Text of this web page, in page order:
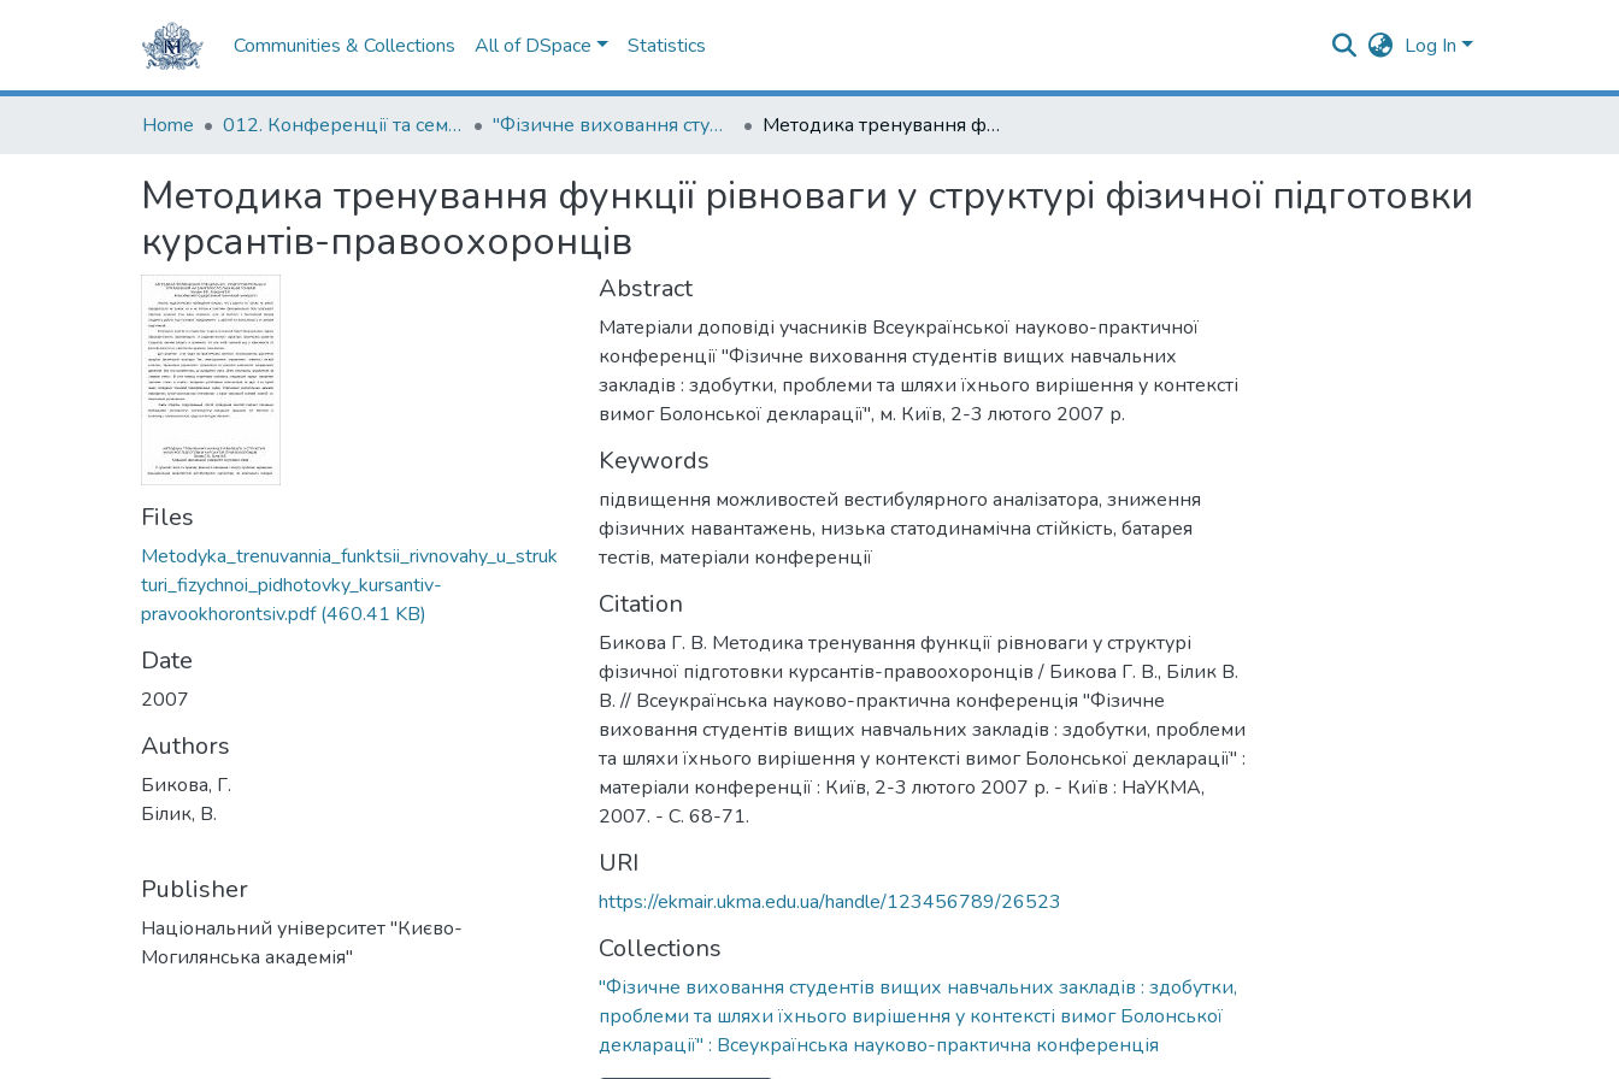
Communities & Collections All of DSpace Statistics Log In
Home 012. Конференції та семінари НаУКМА "Фізичне виховання студентів вищих навчальних закладів : здобутки, проблеми та шляхи їхнього вирішення у контексті вимог Болонської декларації" : Всеукраїнська науково-практична конференція Методика тренування функції рівноваги у структурі фізичної підготовки курсантів-правоохоронців
Методика тренування функції рівноваги у структурі фізичної підготовки
курсантів-правоохоронців
Files
Metodyka_trenuvannia_funktsii_rivnovahy_u_struk
turi_fizychnoi_pidhotovky_kursantiv-
pravookhorontsiv.pdf(460.41 KB)
Date
2007
Authors
Бикова, Г.
Білик, В.
Publisher
Національний університет "Києво-
Могилянська академія"
Abstract
Матеріали доповіді учасників Всеукраїнської науково-практичної
конференції "Фізичне виховання студентів вищих навчальних
закладів : здобутки, проблеми та шляхи їхнього вирішення у контексті
вимог Болонської декларації", м. Київ, 2-3 лютого 2007 р.
Keywords
підвищення можливостей вестибулярного аналізатора, зниження
фізичних навантажень, низька статодинамічна стійкість, батарея
тестів, матеріали конференції
Citation
Бикова Г. В. Методика тренування функції рівноваги у структурі
фізичної підготовки курсантів-правоохоронців / Бикова Г. В., Білик В.
В. // Всеукраїнська науково-практична конференція "Фізичне
виховання студентів вищих навчальних закладів : здобутки, проблеми
та шляхи їхнього вирішення у контексті вимог Болонської декларації" :
матеріали конференції : Київ, 2-3 лютого 2007 р. - Київ : НаУКМА,
2007. - С. 68-71.
URI
https://ekmair.ukma.edu.ua/handle/123456789/26523
Collections
"Фізичне виховання студентів вищих навчальних закладів : здобутки,
проблеми та шляхи їхнього вирішення у контексті вимог Болонської
декларації" : Всеукраїнська науково-практична конференція